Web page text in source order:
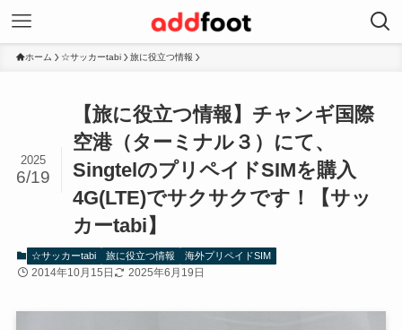
ホーム ☆サッカーtabi 旅に役立つ情報
【旅に役立つ情報】チャンギ国際
空港（ターミナル３）にて、
SingtelのプリペイドSIMを購入
4G(LTE)でサクサクです！【サッ
カーtabi】
2025
6/19
☆サッカーtabi 旅に役立つ情報 海外プリペイドSIM
2014年10月15日 2025年6月19日